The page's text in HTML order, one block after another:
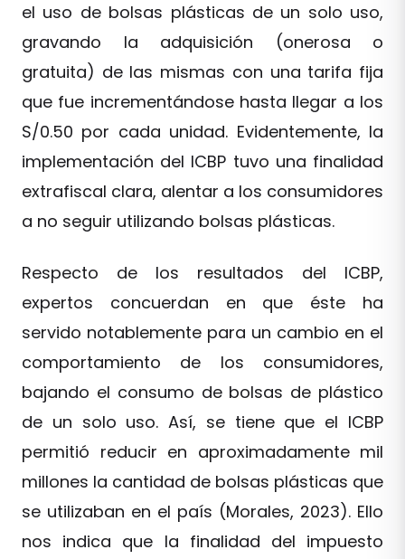
el uso de bolsas plásticas de un solo uso,
gravando la adquisición (onerosa o
gratuita) de las mismas con una tarifa fija
que fue incrementándose hasta llegar a los
S/0.50 por cada unidad. Evidentemente, la
implementación del ICBP tuvo una finalidad
extrafiscal clara, alentar a los consumidores
a no seguir utilizando bolsas plásticas.
Respecto de los resultados del ICBP,
expertos concuerdan en que éste ha
servido notablemente para un cambio en el
comportamiento de los consumidores,
bajando el consumo de bolsas de plástico
de un solo uso. Así, se tiene que el ICBP
permitió reducir en aproximadamente mil
millones la cantidad de bolsas plásticas que
se utilizaban en el país (Morales, 2023). Ello
nos indica que la finalidad del impuesto